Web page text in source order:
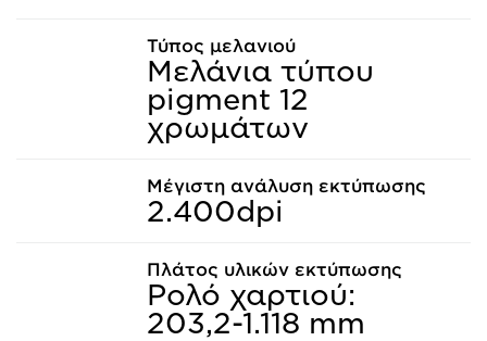
Τύπος μελανιού
Μελάνια τύπου
pigment 12
χρωμάτων
Μέγιστη ανάλυση εκτύπωσης
2.400dpi
Πλάτος υλικών εκτύπωσης
Ρολό χαρτιού:
203,2-1.118 mm